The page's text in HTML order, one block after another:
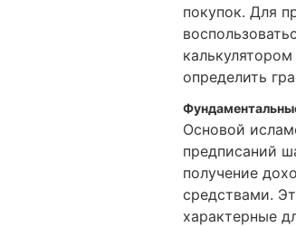
покупок. Для
определить
Основой
предписаний
получение
средствами.
характерные